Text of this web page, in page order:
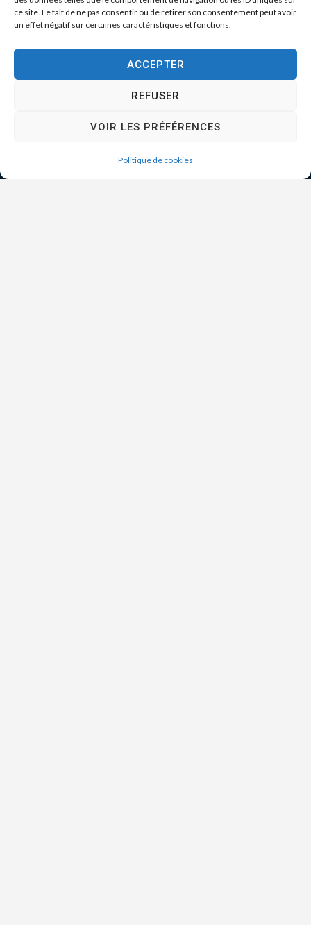
ce site. Le fait de ne pas consentir ou de retirer son consentement peut avoir
un effet négatif sur certaines caractéristiques et fonctions.
ACCEPTER
REFUSER
VOIR LES PRÉFÉRENCES
Politique de cookies